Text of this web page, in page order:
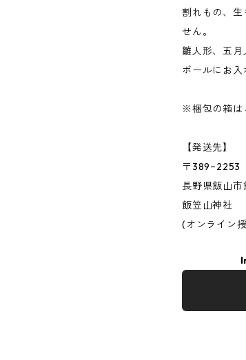
割れもの、
せん。
雛人形、五
ボールにお入
※梱包の箱は
【発送先】
〒389−2253
長野県飯山
飯笠山神社
(オンライン